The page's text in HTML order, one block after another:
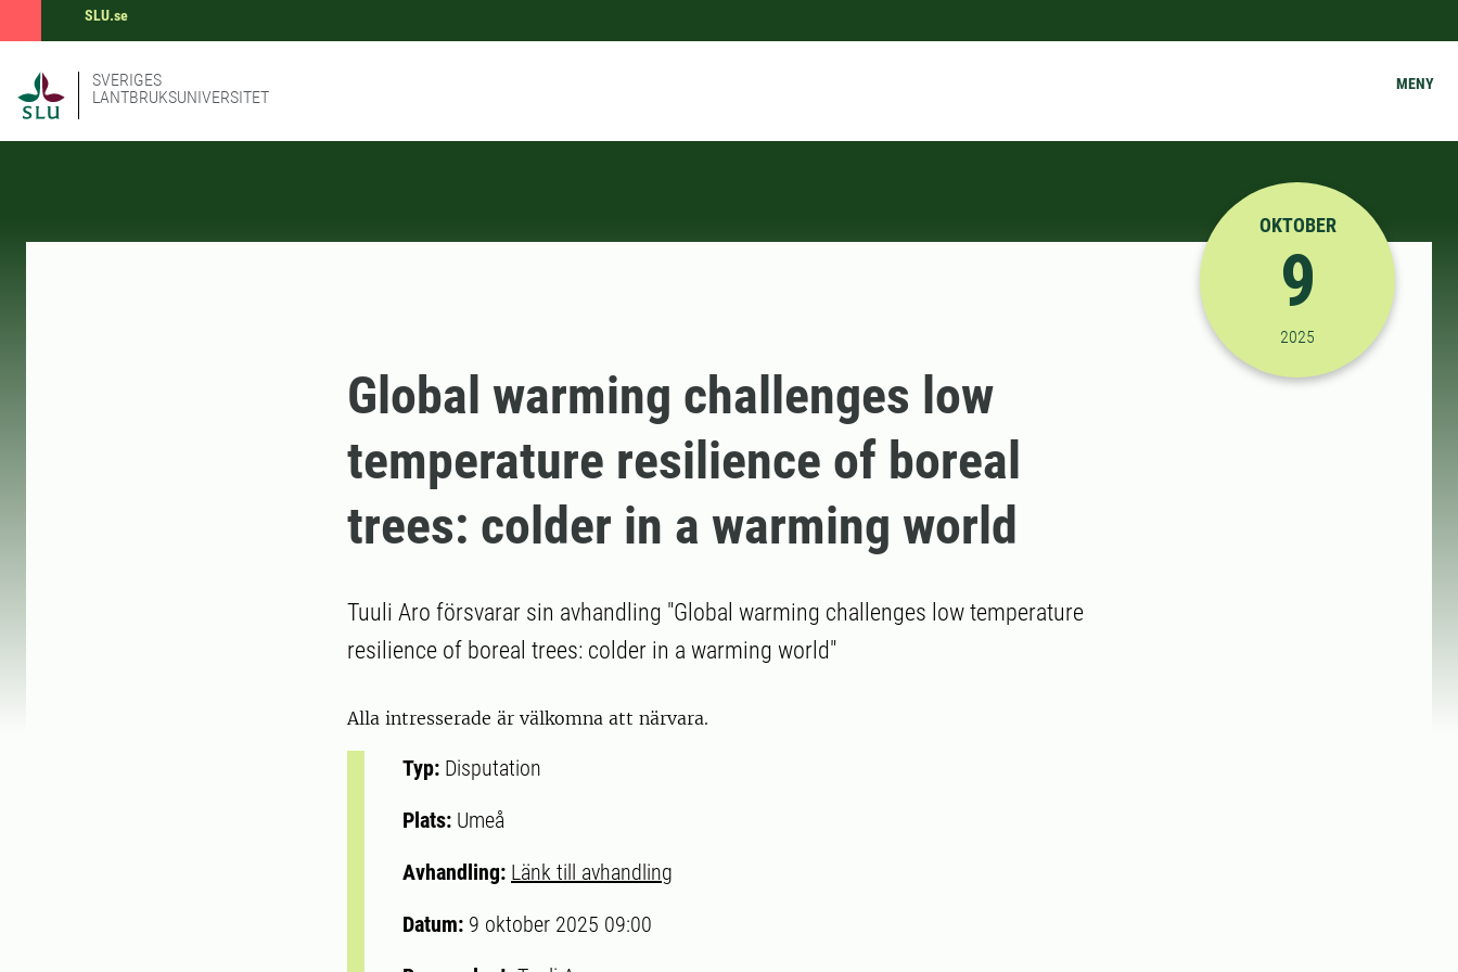
SLU.se
SVERIGES
LANTBRUKSUNIVERSITET
MENY
2025-10-09 09:00:00
OKTOBER
9
2025
Global warming challenges low
temperature resilience of boreal
trees: colder in a warming world
Tuuli Aro försvarar sin avhandling "Global warming challenges low temperature
resilience of boreal trees: colder in a warming world"
Alla intresserade är välkomna att närvara.
Typ: Disputation
Plats: Umeå
Avhandling: Länk till avhandling
Datum: 9 oktober 2025 09:00